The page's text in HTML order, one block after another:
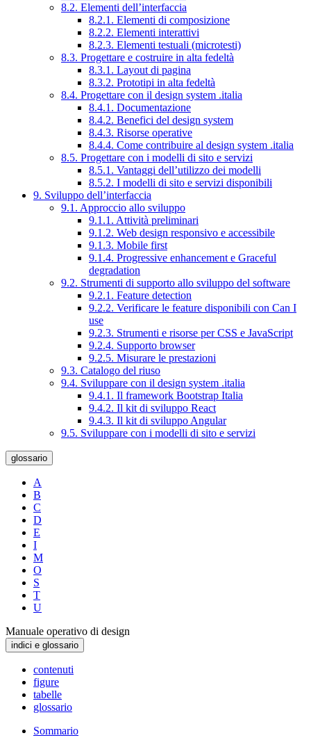
8.2. Elementi dell’interfaccia
8.2.1. Elementi di composizione
8.2.2. Elementi interattivi
8.2.3. Elementi testuali (microtesti)
8.3. Progettare e costruire in alta fedeltà
8.3.1. Layout di pagina
8.3.2. Prototipi in alta fedeltà
8.4. Progettare con il design system .italia
8.4.1. Documentazione
8.4.2. Benefici del design system
8.4.3. Risorse operative
8.4.4. Come contribuire al design system .italia
8.5. Progettare con i modelli di sito e servizi
8.5.1. Vantaggi dell’utilizzo dei modelli
8.5.2. I modelli di sito e servizi disponibili
9. Sviluppo dell’interfaccia
9.1. Approccio allo sviluppo
9.1.1. Attività preliminari
9.1.2. Web design responsivo e accessibile
9.1.3. Mobile first
9.1.4. Progressive enhancement e Graceful
degradation
9.2. Strumenti di supporto allo sviluppo del software
9.2.1. Feature detection
9.2.2. Verificare le feature disponibili con Can I
use
9.2.3. Strumenti e risorse per CSS e JavaScript
9.2.4. Supporto browser
9.2.5. Misurare le prestazioni
9.3. Catalogo del riuso
9.4. Sviluppare con il design system .italia
9.4.1. Il framework Bootstrap Italia
9.4.2. Il kit di sviluppo React
9.4.3. Il kit di sviluppo Angular
9.5. Sviluppare con i modelli di sito e servizi
glossario
A
B
C
D
E
I
M
O
S
T
U
Manuale operativo di design
indici e glossario
contenuti
figure
tabelle
glossario
Sommario